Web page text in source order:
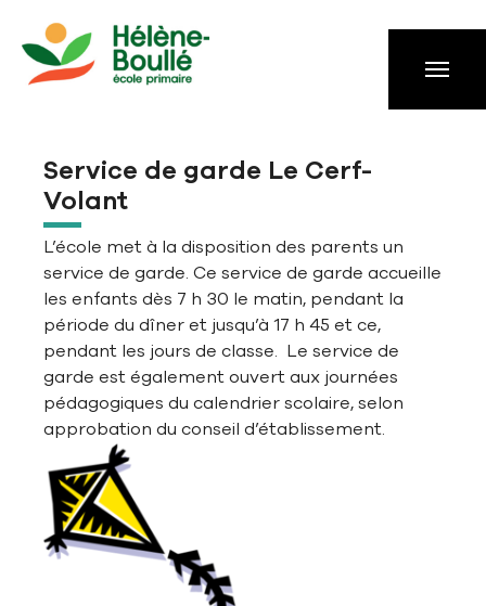
Service de garde Le Cerf-
Volant
L’école met à la disposition des parents un
service de garde. Ce service de garde accueille
les enfants dès 7 h 30 le matin, pendant la
période du dîner et jusqu’à 17 h 45 et ce,
pendant les jours de classe. Le service de
garde est également ouvert aux journées
pédagogiques du calendrier scolaire, selon
approbation du conseil d’établissement.